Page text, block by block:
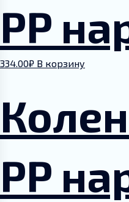
PP
334.00₽ В корзину
PP